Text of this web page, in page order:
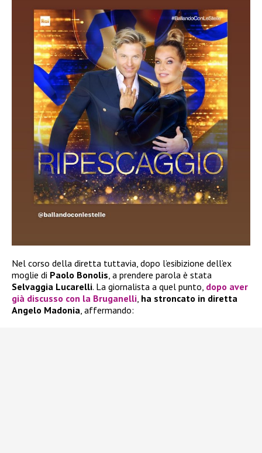
Nel corso della diretta tuttavia, dopo l’esibizione dell’ex
moglie di Paolo Bonolis, a prendere parola è stata
Selvaggia Lucarelli. La giornalista a quel punto, dopo aver
già discusso con la Bruganelli, ha stroncato in diretta
Angelo Madonia, affermando: